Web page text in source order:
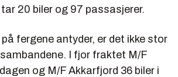
20 biler og 97 passasjerer.
fergene antyder, er det ikke stor
I fjor fraktet M/F
og M/F Akkarfjord 36 biler i